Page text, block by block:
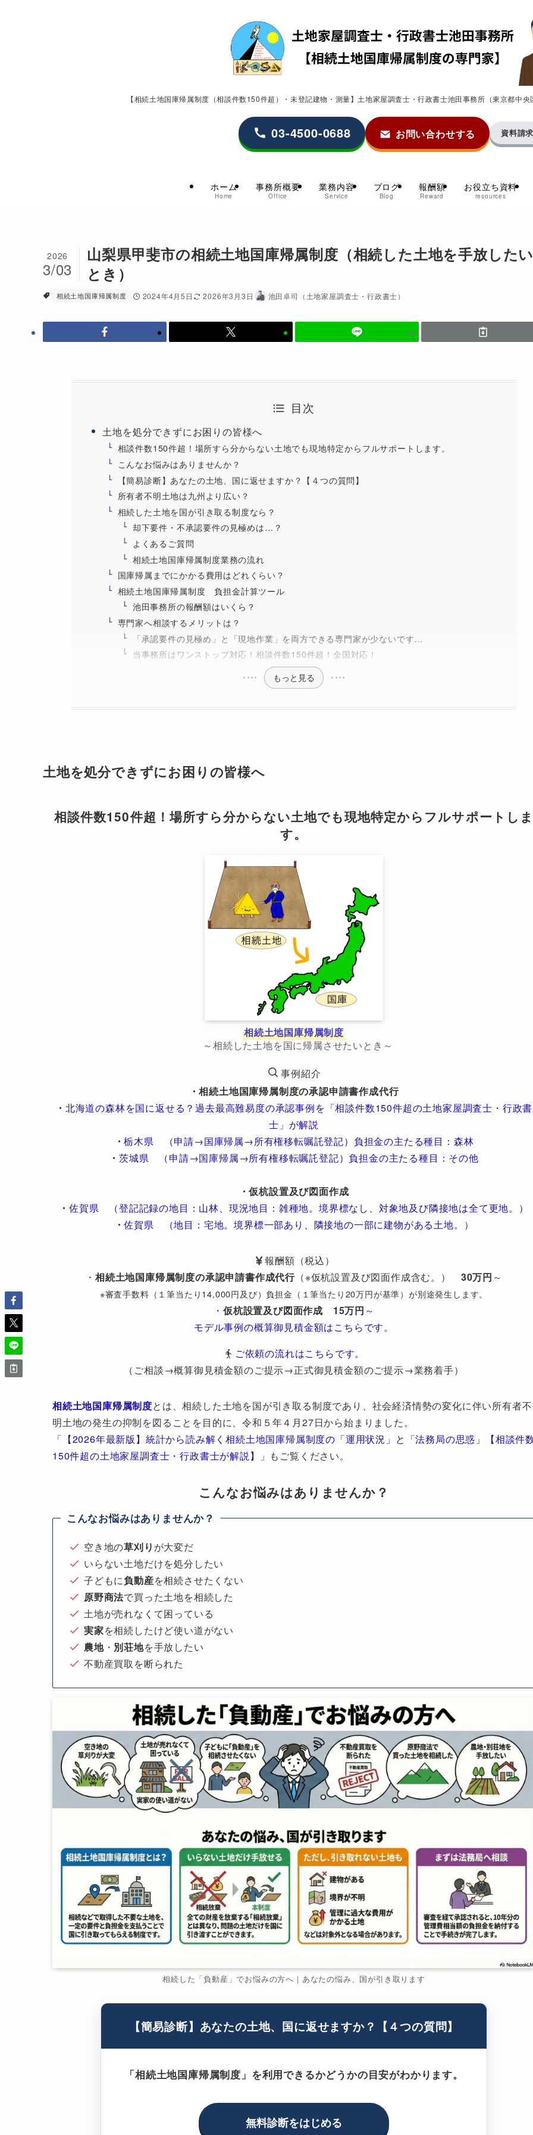
【相続土地国庫帰属制度（相談件数150件超）・未登記建物・測量】土地家屋調査士・行政書士池田事務所（東京都中
ホーム
Home
事務所概要
Office
業務内容
Service
ブログ
Blog
報酬額
Reward
お役立ち資料
resources
03-4500-0688 お問い合わせする 資料請
山梨県甲斐市の相続土地国庫帰属制度（相続した土地を手放した
とき）
2026
3/03
相続土地国庫帰属制度 2024年4月5日 2026年3月3日 池田卓司（土地家屋調査士・行政書士）
目次
土地を処分できずにお困りの皆様へ
相談件数150件超！場所すら分からない土地でも現地特定からフルサポートします。
こんなお悩みはありませんか？
【簡易診断】あなたの土地、国に返せますか？【４つの質問】
所有者不明土地は九州より広い？
相続した土地を国が引き取る制度なら？
却下要件・不承認要件の見極めは…？
よくあるご質問
相続土地国庫帰属制度業務の流れ
国庫帰属までにかかる費用はどれくらい？
相続土地国庫帰属制度 負担金計算ツール
池田事務所の報酬額はいくら？
専門家へ相談するメリットは？
「承認要件の見極め」と「現地作業」を両方できる専門家が少ないです…
当事務所はワンストップ対応！相談件数150件超！全国対応！
もっと見る
土地を処分できずにお困りの皆様へ
相談件数150件超！場所すら分からない土地でも現地特定からフルサポートしま
す。
相続土地国庫帰属制度
～相続した土地を国に帰属させたいとき～
事例紹介
・相続土地国庫帰属制度の承認申請書作成代行
・ 北海道の森林を国に返せる？過去最高難易度の承認事例を「相談件数150件超の土地家屋調査士・行政書
士」が解説
・栃木県 （申請→国庫帰属→所有権移転嘱託登記）負担金の主たる種目：森林
・ 茨城県 （申請→国庫帰属→所有権移転嘱託登記）負担金の主たる種目：その他
・仮杭設置及び図面作成
・ 佐賀県 （登記記録の地目：山林、現況地目：雑種地。境界標なし、対象地及び隣接地は全て更地。）
・佐賀県 （地目：宅地。境界標一部あり、隣接地の一部に建物がある土地。 ）
報酬額（税込）
・相続土地国庫帰属制度の承認申請書作成代行 （※仮杭設置及び図面作成含む。） 30万円 ～
※審査手数料（１筆当たり14,000円及び）負担金（１筆当たり20万円が基準）が別途発生します。
・ 仮杭設置及び図面作成 15万円 ～
モデル事例の概算御見積金額はこちらです。
ご依頼の流れはこちらです。
（ご相談→概算御見積金額のご提示→正式御見積金額のご提示→業務着手）
相続土地国庫帰属制度とは、相続した土地を国が引き取る制度であり、社会経済情勢の変化に伴い所有者不
明土地の発生の抑制を図ることを目的に、令和５年４月27日から始まりました。
「 【2026年最新版】統計から読み解く相続土地国庫帰属制度の「運用状況」と「法務局の思惑」【相談件
150件超の土地家屋調査士・行政書士が解説】
」もご覧ください。
こんなお悩みはありませんか？
こんなお悩みはありませんか？
空き地の草刈り が大変だ
いらない土地だけを処分したい
子どもに負動産を相続させたくない
原野商法で買った土地を相続した
土地が売れなくて困っている
実家を相続したけど使い道がない
農地・ 別荘地を手放したい
不動産買取を断られた
相続した「負動産」でお悩みの方へ｜あなたの悩み、国が引き取ります
【簡易診断】あなたの土地、国に返せますか？【４つの質問】
「相続土地国庫帰属制度」を利用できるかどうかの目安がわかります。
無料診断をはじめる